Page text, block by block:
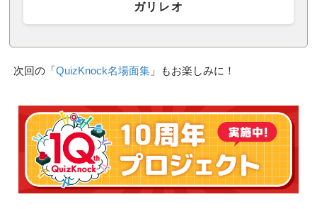
ガリレオ
次回の「QuizKnock名場面集」もお楽しみに！